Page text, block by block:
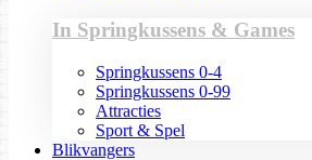
In Springkussens & Games
Springkussens 0-4
Springkussens 0-99
Attracties
Sport & Spel
Blikvangers